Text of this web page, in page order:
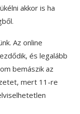
akkor is ha
Az online
és legalább
bemászik az
mert 11-re